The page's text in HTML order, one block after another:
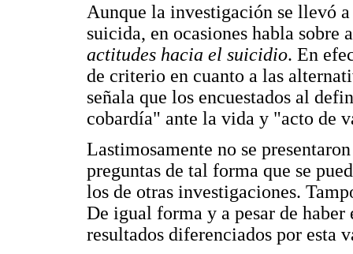
Aunque la investigación se llevó
suicida, en ocasiones habla sobre
actitudes hacia el suicidio. En
de criterio en cuanto a las
señala que los encuestados al
cobardía" ante la vida y "acto de
Lastimosamente no se
preguntas de tal forma que se
los de otras investigaciones.
De igual forma y a pesar de haber
resultados diferenciados por esta